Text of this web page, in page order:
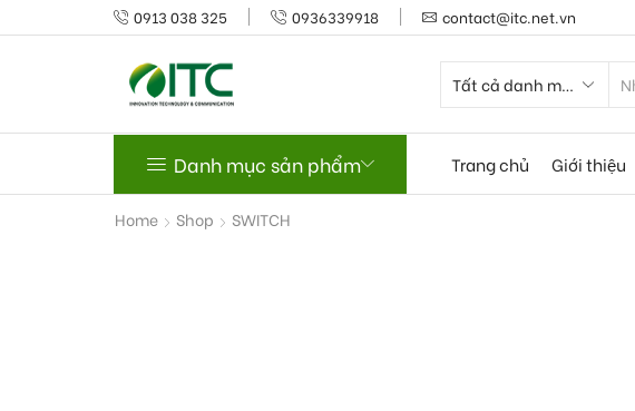
0913 038 325 0936339918 contact@itc.net.vn
Danh mục sản phẩm Trang chủ Giới thiệu
Home Shop SWITCH